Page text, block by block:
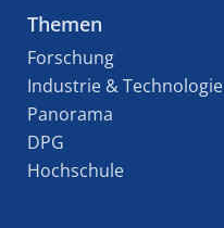
Themen
Forschung
Industrie & Technologie
Panorama
DPG
Hochschule